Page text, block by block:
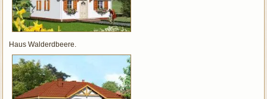
Haus Walderdbeere.